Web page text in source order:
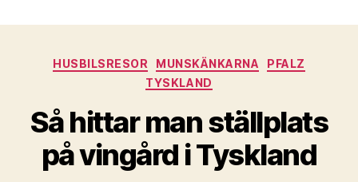
Kategorier
HUSBILSRESOR MUNSKÄNKARNA
PFALZ
TYSKLAND
Så hittar man ställplats
på vingård i Tyskland